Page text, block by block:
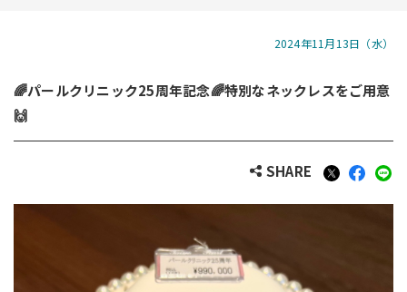
2024年11月13日（水）
🌈パールクリニック25周年記念🌈特別なネックレスをご用意
🙌
SHARE